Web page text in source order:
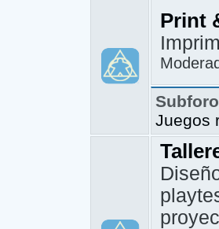
Print
Juegos